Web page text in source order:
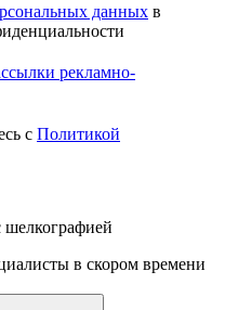
данных в
рекламно-
с Политикой
шелкографией
в скором времени